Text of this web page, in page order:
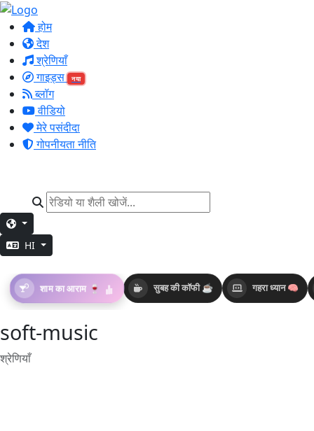
होम
देश
श्रेणियाँ
गाइड्स
नया
ब्लॉग
वीडियो
मेरे पसंदीदा
गोपनीयता नीति
HI
सुबह की कॉफी ☕ गहरा ध्यान 🧠
शाम का आराम 🍷
soft-music
श्रेणियाँ